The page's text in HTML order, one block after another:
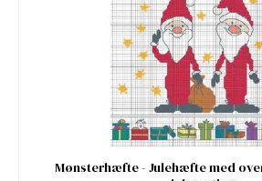
Mønsterhæfte - Julehæfte med